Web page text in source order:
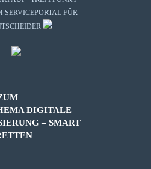
FÜR
DIGITALE
– SMART